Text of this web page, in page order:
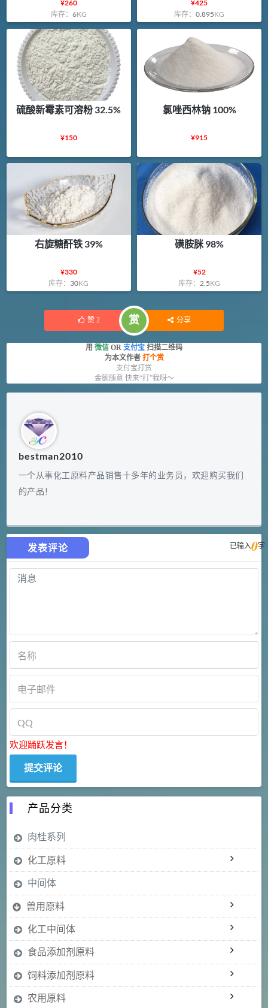
¥260
库存： 6KG
¥425
库存：0.895KG
硫酸新霉素可溶粉 32.5%
¥150
氯唑西林钠 100%
¥915
右旋糖酐铁 39%
¥330
库存： 30KG
磺胺脒 98%
¥52
库存：2.5KG
赞 2 赏 分享
用 微信 OR 支付宝 扫描二维码
为本文作者 打个赏
支付宝打赏
金额随意 快来“打”我呀～
bestman2010
一个从事化工原料产品销售十多年的业务员，欢迎购买我们
的产品！
发表评论 已输入0字
欢迎踊跃发言！
产品分类
肉桂系列
化工原料
中间体
兽用原料
化工中间体
食品添加剂原料
饲料添加剂原料
农用原料